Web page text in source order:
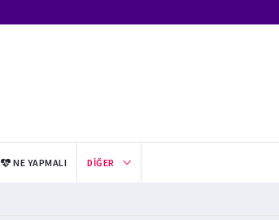
NE YAPMALI DIĞER